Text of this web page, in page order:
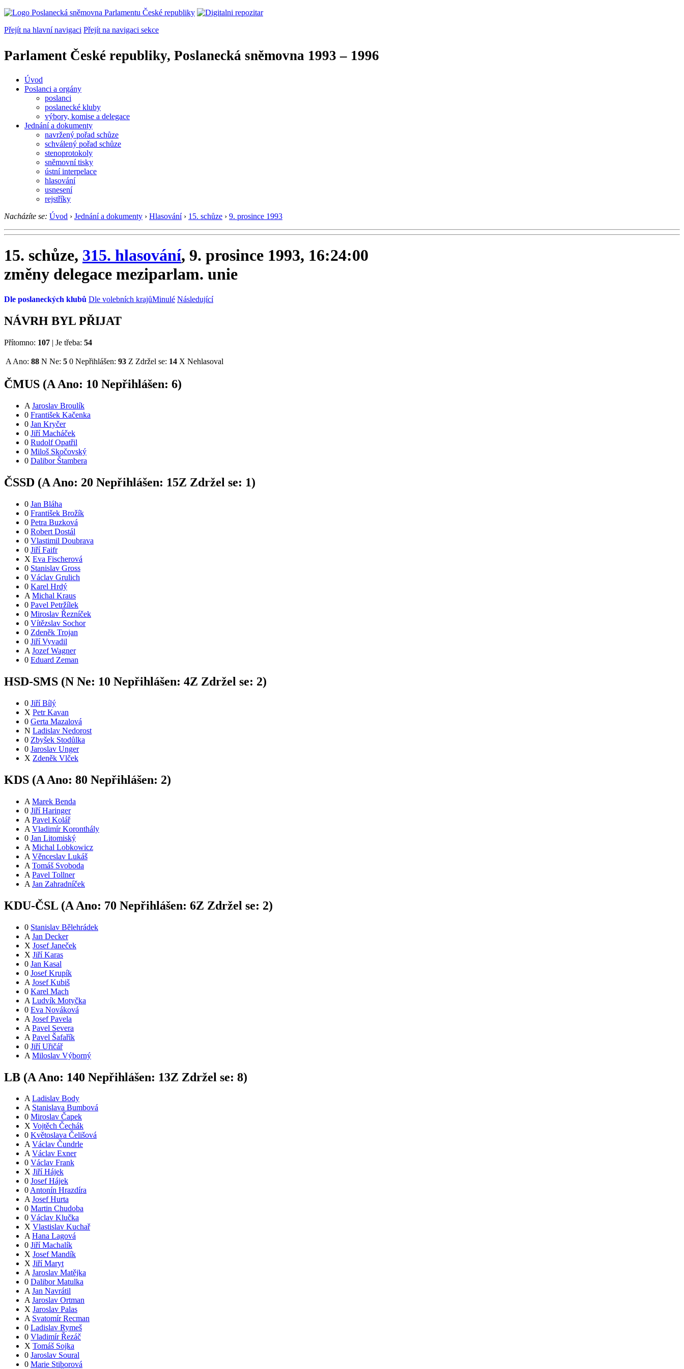
Přejít na hlavní navigaci Přejít na navigaci sekce
Parlament České republiky, Poslanecká sněmovna 1993 – 1996
Úvod
Poslanci a orgány
poslanci
poslanecké kluby
výbory, komise a delegace
Jednání a dokumenty
navržený pořad schůze
schválený pořad schůze
stenoprotokoly
sněmovní tisky
ústní interpelace
hlasování
usnesení
rejstříky
Nacházíte se: Úvod › Jednání a dokumenty › Hlasování › 15. schůze › 9. prosince 1993
15. schůze, 315. hlasování, 9. prosince 1993, 16:24:00
změny delegace meziparlam. unie
Dle poslaneckých klubů Dle volebních krajůMinulé Následující
NÁVRH BYL PŘIJAT
Přítomno: 107 | Je třeba: 54
A Ano: 88 N Ne: 5 0 Nepřihlášen: 93 Z Zdržel se: 14 X Nehlasoval
ČMUS (AAno: 10 Nepřihlášen: 6)
A Jaroslav Broulík
0 František Kačenka
0 Jan Kryčer
0 Jiří Macháček
0 Rudolf Opatřil
0 Miloš Skočovský
0 Dalibor Štambera
ČSSD (AAno: 20 Nepřihlášen: 15Z Zdržel se: 1)
0 Jan Bláha
0 František Brožík
0 Petra Buzková
0 Robert Dostál
0 Vlastimil Doubrava
0 Jiří Faifr
X Eva Fischerová
0 Stanislav Gross
0 Václav Grulich
0 Karel Hrdý
A Michal Kraus
0 Pavel Petržílek
0 Miroslav Řezníček
0 Vítězslav Sochor
0 Zdeněk Trojan
0 Jiří Vyvadil
A Jozef Wagner
0 Eduard Zeman
HSD-SMS (N Ne: 10 Nepřihlášen: 4Z Zdržel se: 2)
0 Jiří Bílý
X Petr Kavan
0 Gerta Mazalová
N Ladislav Nedorost
0 Zbyšek Stodůlka
0 Jaroslav Unger
X Zdeněk Vlček
KDS (A Ano: 80 Nepřihlášen: 2)
A Marek Benda
0 Jiří Haringer
A Pavel Kolář
A Vladimír Koronthály
0 Jan Litomiský
A Michal Lobkowicz
A Věnceslav Lukáš
A Tomáš Svoboda
A Pavel Tollner
A Jan Zahradníček
KDU-ČSL (A Ano: 70 Nepřihlášen: 6Z Zdržel se: 2)
0 Stanislav Bělehrádek
A Jan Decker
X Josef Janeček
X Jiří Karas
0 Jan Kasal
0 Josef Krupík
A Josef Kubiš
0 Karel Mach
A Ludvík Motyčka
0 Eva Nováková
A Josef Pavela
A Pavel Severa
A Pavel Šafařík
0 Jiří Uřičář
A Miloslav Výborný
LB (A Ano: 140 Nepřihlášen: 13Z Zdržel se: 8)
A Ladislav Body
A Stanislava Bumbová
0 Miroslav Čapek
X Vojtěch Čechák
0 Květoslava Čelišová
A Václav Čundrle
A Václav Exner
0 Václav Frank
X Jiří Hájek
0 Josef Hájek
0Antonín Hrazdíra
A Josef Hurta
0 Martin Chudoba
0 Václav Klučka
X Vlastislav Kuchař
A Hana Lagová
0 Jiří Machalík
X Josef Mandík
X Jiří Maryt
A Jaroslav Matějka
0 Dalibor Matulka
A Jan Navrátil
A Jaroslav Ortman
X Jaroslav Palas
A Svatomír Recman
0 Ladislav Rymeš
0 Vladimír Řezáč
X Tomáš Sojka
0 Jaroslav Soural
0 Marie Stiborová